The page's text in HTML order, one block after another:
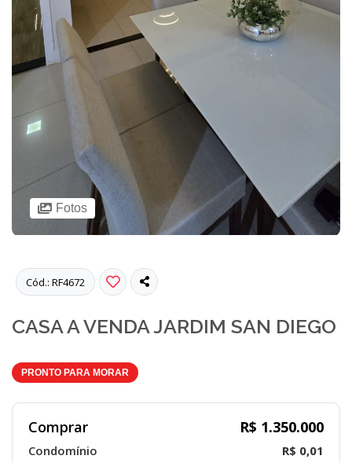
Fotos
Cód.: RF4672
CASA A VENDA JARDIM SAN DIEGO
PRONTO PARA MORAR
Comprar R$ 1.350.000
Condomínio
R$ 0,01